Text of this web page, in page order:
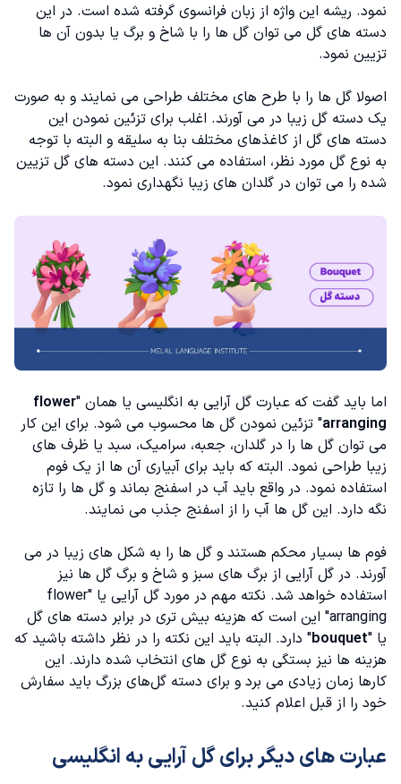
نمود. ریشه این واژه از زبان فرانسوی گرفته شده است‌. در این
دسته های گل می توان گل ها را با شاخ و برگ یا بدون آن ها
تزیین نمود.
اصولا گل ها را با طرح های مختلف طراحی می نمایند و به صورت
یک دسته گل زیبا در می آورند. اغلب برای تزئین نمودن این
دسته های گل از کاغذهای مختلف بنا به سلیقه و البته با توجه
به نوع گل مورد نظر، استفاده می کنند. این دسته های گل تزیین
شده را می توان در گلدان های زیبا نگهداری نمود.‌
اما باید گفت که عبارت گل آرایی به انگلیسی یا همان "flower
arranging" تزئین نمودن گل ها محسوب می شود. برای این کار
می توان گل ها را در گلدان، جعبه، سرامیک، سبد یا ظرف های
زیبا طراحی نمود. البته که باید برای آبیاری آن ها از یک فوم
استفاده نمود. در واقع باید آب در اسفنج بماند و گل ها را تازه
نگه دارد. این گل ها آب را از اسفنج جذب می نمایند.
فوم ها بسیار محکم هستند و گل ها را به شکل های زیبا در می
آورند. در گل آرایی از برگ های سبز و شاخ و برگ گل ها نیز
استفاده خواهد شد. نکته مهم در مورد گل آرایی یا "flower
arranging" این است که هزینه بیش تری در برابر دسته های گل
یا "bouquet" دارد. البته باید این نکته را در نظر داشته باشید که
هزینه ها نیز بستگی به نوع گل های انتخاب شده دارند. این
کارها زمان زیادی می برد و برای دسته گل‌های بزرگ باید سفارش
خود را از قبل اعلام کنید.
عبارت های دیگر برای گل آرایی به انگلیسی